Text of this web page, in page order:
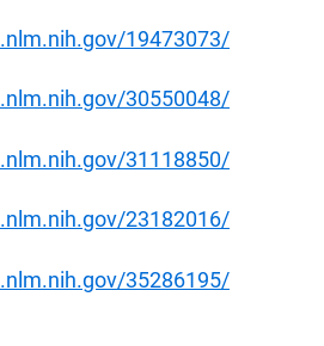
19473073/
30550048/
31118850/
23182016/
35286195/